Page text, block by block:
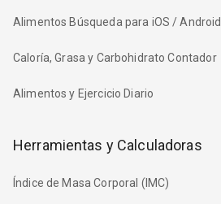
Alimentos Búsqueda para iOS / Android
Caloría, Grasa y Carbohidrato Contador
Alimentos y Ejercicio Diario
Herramientas y Calculadoras
Índice de Masa Corporal (IMC)